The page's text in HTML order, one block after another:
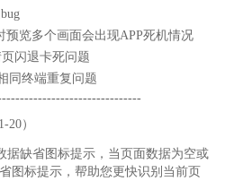
预览多个画面会出现APP死机情况
闪退卡死问题
同终端重复问题
20）
据缺省图标提示，当页面数据为空或
图标提示，帮助您更快识别当前页